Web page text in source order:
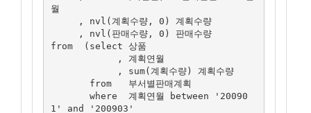
월
from  (select 상품
1' and '200903'